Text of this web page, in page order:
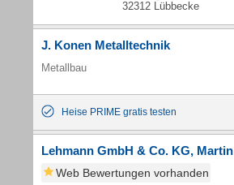
32312 Lübbecke
J. Konen Metalltechnik
Metallbau
Heise PRIME gratis testen
Lehmann GmbH & Co. KG, Martin
Web Bewertungen vorhanden